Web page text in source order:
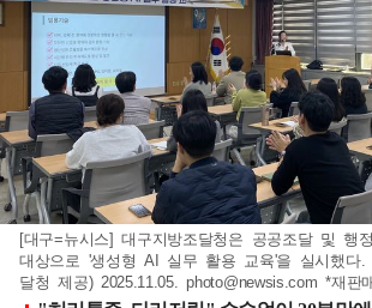
[대구=뉴시스] 대구지방조달청은 공공조달 및 행
대상으로 '생성형 AI 실무 활용 교육'을 실시했다
달청 제공) 2025.11.05.photo@newsis.com *재판